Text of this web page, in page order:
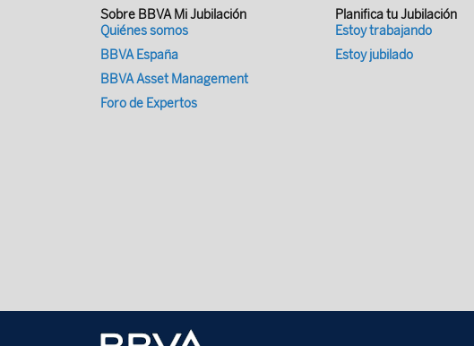
Sobre BBVA Mi Jubilación
Quiénes somos
BBVA España
BBVA Asset Management
Foro de Expertos
Planifica tu Jubilación
Estoy trabajando
Estoy jubilado